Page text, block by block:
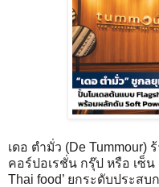
เดอ ตำมั่ว (De Tummour)
คอร์ปอเรชั่น กรุ๊ป หรือ เซ็น
Thai food’ ยกระดับประส